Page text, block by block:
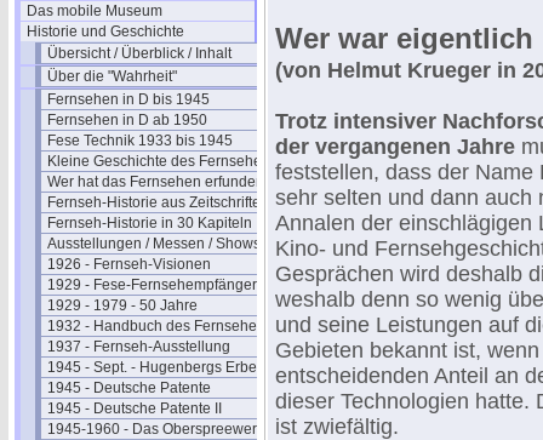
Das mobile Museum
Historie und Geschichte
Übersicht / Überblick / Inhalt
Über die "Wahrheit"
Fernsehen in D bis 1945
Fernsehen in D ab 1950
Fese Technik 1933 bis 1945
Kleine Geschichte des Fernsehens
Wer hat das Fernsehen erfunden?
Fernseh-Historie aus Zeitschriften
Fernseh-Historie in 30 Kapiteln
Ausstellungen / Messen / Shows
1926 - Fernseh-Visionen
1929 - Fese-Fernsehempfänger
1929 - 1979 - 50 Jahre
1932 - Handbuch des Fernsehens
1937 - Fernseh-Ausstellung
1945 - Sept. - Hugenbergs Erbe
1945 - Deutsche Patente
1945 - Deutsche Patente II
1945-1960 - Das Oberspreewerk
Wer war eigentlich
(von Helmut Krueger in
Trotz intensiver
der vergangenen Jahre
feststellen, dass der Name
sehr selten und dann auch
Annalen der einschlägigen
Kino- und
Gesprächen wird deshalb
weshalb denn so wenig
und seine Leistungen auf
Gebieten bekannt ist,
entscheidenden Anteil an
dieser Technologien hatte.
ist zwiefältig.